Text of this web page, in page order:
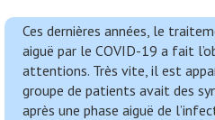
Ces dernières années, le
aiguë par le COVID-19 a fait
attentions. Très vite, il est
groupe de patients avait des
après une phase aiguë de